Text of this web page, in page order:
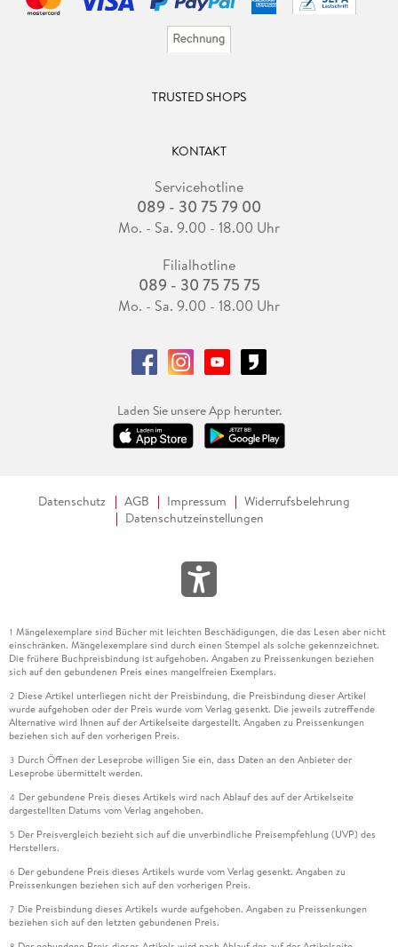
TRUSTED SHOPS
KONTAKT
Servicehotline
089 - 30 75 79 00
Mo. - Sa. 9.00 - 18.00 Uhr
Filialhotline
089 - 30 75 75 75
Mo. - Sa. 9.00 - 18.00 Uhr
Laden Sie unsere App herunter.
Datenschutz AGB Impressum
Widerrufsbelehrung
Datenschutzeinstellungen
1 Mängelexemplare sind Bücher mit leichten Beschädigungen, die das Lesen aber nicht
einschränken. Mängelexemplare sind durch einen Stempel als solche gekennzeichnet.
Die frühere Buchpreisbindung ist aufgehoben. Angaben zu Preissenkungen beziehen
sich auf den gebundenen Preis eines mangelfreien Exemplars.
2 Diese Artikel unterliegen nicht der Preisbindung, die Preisbindung dieser Artikel
wurde aufgehoben oder der Preis wurde vom Verlag gesenkt. Die jeweils zutreffende
Alternative wird Ihnen auf der Artikelseite dargestellt. Angaben zu Preissenkungen
beziehen sich auf den vorherigen Preis.
3 Durch Öffnen der Leseprobe willigen Sie ein, dass Daten an den Anbieter der
Leseprobe übermittelt werden.
4 Der gebundene Preis dieses Artikels wird nach Ablauf des auf der Artikelseite
dargestellten Datums vom Verlag angehoben.
5 Der Preisvergleich bezieht sich auf die unverbindliche Preisempfehlung (UVP) des
Herstellers.
6 Der gebundene Preis dieses Artikels wurde vom Verlag gesenkt. Angaben zu
Preissenkungen beziehen sich auf den vorherigen Preis.
7 Die Preisbindung dieses Artikels wurde aufgehoben. Angaben zu Preissenkungen
beziehen sich auf den letzten gebundenen Preis.